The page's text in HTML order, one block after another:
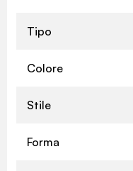
Tipo
Colore
Stile
Forma